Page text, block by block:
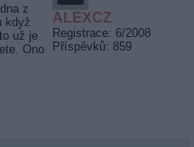
z
když
už je
Ono
ALEXCZ
Registrace: 6/2008
Příspěvků: 859